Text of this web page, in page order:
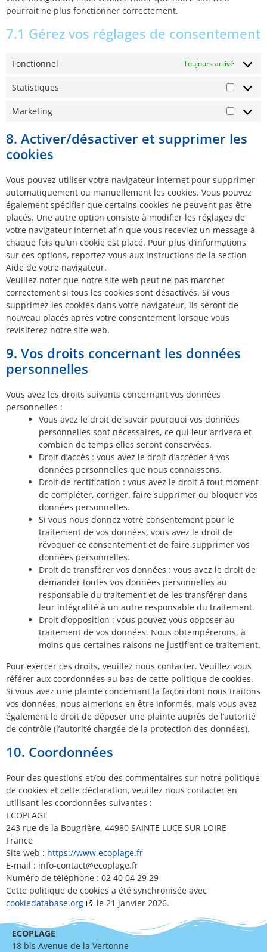
pourrait ne plus fonctionner correctement.
7.1 Gérez vos réglages de consentement
Fonctionnel Toujours activé
Statistiques
Marketing
8. Activer/désactiver et supprimer les
cookies
Vous pouvez utiliser votre navigateur internet pour supprimer
automatiquement ou manuellement les cookies. Vous pouvez
également spécifier que certains cookies ne peuvent pas être
placés. Une autre option consiste à modifier les réglages de
votre navigateur Internet afin que vous receviez un message à
chaque fois qu’un cookie est placé. Pour plus d’informations
sur ces options, reportez-vous aux instructions de la section
Aide de votre navigateur.
Veuillez noter que notre site web peut ne pas marcher
correctement si tous les cookies sont désactivés. Si vous
supprimez les cookies dans votre navigateur, ils seront de
nouveau placés après votre consentement lorsque vous
revisiterez notre site web.
9. Vos droits concernant les données
personnelles
Vous avez les droits suivants concernant vos données
personnelles :
Vous avez le droit de savoir pourquoi vos données
personnelles sont nécessaires, ce qui leur arrivera et
combien de temps elles seront conservées.
Droit d’accès : vous avez le droit d’accéder à vos
données personnelles que nous connaissons.
Droit de rectification : vous avez le droit à tout moment
de compléter, corriger, faire supprimer ou bloquer vos
données personnelles.
Si vous nous donnez votre consentement pour le
traitement de vos données, vous avez le droit de
révoquer ce consentement et de faire supprimer vos
données personnelles.
Droit de transférer vos données : vous avez le droit de
demander toutes vos données personnelles au
responsable du traitement et de les transférer dans
leur intégralité à un autre responsable du traitement.
Droit d’opposition : vous pouvez vous opposer au
traitement de vos données. Nous obtempérerons, à
moins que certaines raisons ne justifient ce traitement.
Pour exercer ces droits, veuillez nous contacter. Veuillez vous
référer aux coordonnées au bas de cette politique de cookies.
Si vous avez une plainte concernant la façon dont nous traitons
vos données, nous aimerions en être informés, mais vous avez
également le droit de déposer une plainte auprès de l’autorité
de contrôle (l’autorité chargée de la protection des données).
10. Coordonnées
Pour des questions et/ou des commentaires sur notre politique
de cookies et cette déclaration, veuillez nous contacter en
utilisant les coordonnées suivantes :
ECOPLAGE
243 rue de la Bougrière, 44980 SAINTE LUCE SUR LOIRE
France
Site web : https://www.ecoplage.fr
E-mail : info-contact@ecoplage.fr
Numéro de téléphone : 02 40 04 29 29
Cette politique de cookies a été synchronisée avec
cookiedatabase.org
le 21 janvier 2026.
ECOPLAGE
18 bis Avenue de la Vertonne